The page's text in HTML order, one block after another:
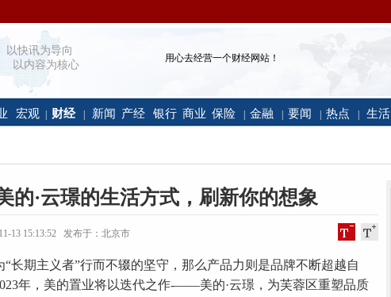
以快讯为导向
以内容为核心
用心去经营一个财经网站！
宏观 财经 新闻 产经 银行 商业 保险 金融 要闻 热点 生活
的·云璟的生活方式，刷新你的想象
13 15:13:52 发布于：北京市
期主义者”行而不辍的坚守，那么产品力则是品牌不断超越自
年，美的置业将以迭代之作-——美的·云璟，为芙蓉区重塑品质